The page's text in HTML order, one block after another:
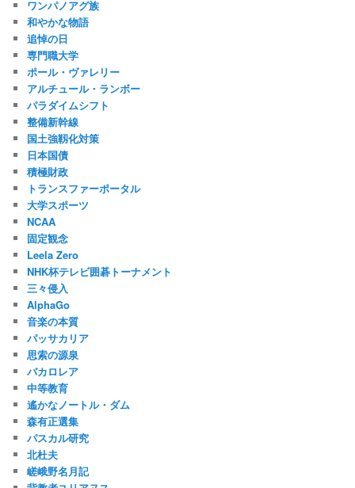
ワンパノアグ族
和やかな物語
追悼の日
専門職大学
ポール・ヴァレリー
アルチュール・ランボー
パラダイムシフト
整備新幹線
国土強靱化対策
日本国債
積極財政
トランスファーポータル
大学スポーツ
NCAA
固定観念
Leela Zero
NHK杯テレビ囲碁トーナメント
三々侵入
AlphaGo
音楽の本質
パッサカリア
思索の源泉
バカロレア
中等教育
遙かなノートル・ダム
森有正選集
パスカル研究
北杜夫
嵯峨野名月記